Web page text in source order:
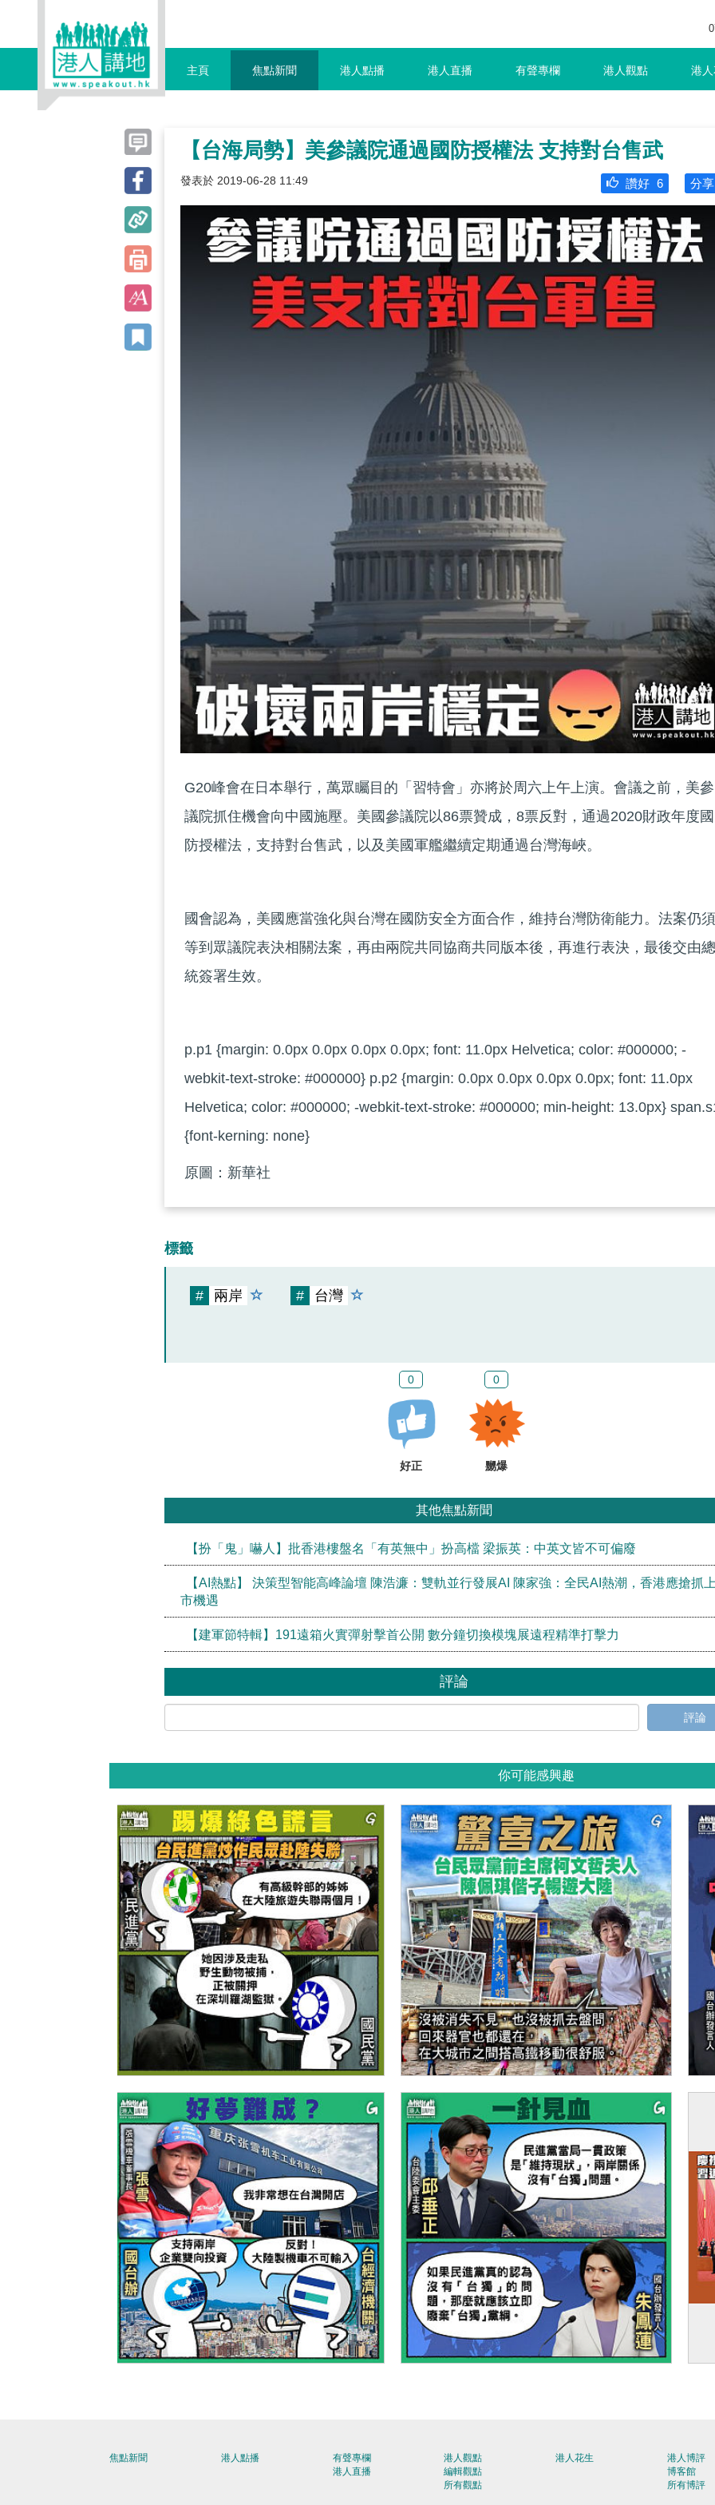
主頁 焦點新聞 港人點播 港人直播 有聲專欄 港人觀點 港
【台海局勢】美參議院通過國防授權法 支持對台售武
發表於 2019-06-28 11:49 分享
讚好 6
G20峰會在日本舉行，萬眾矚目的「習特會」亦將於周六上午上演。會議之前，美參
議院抓住機會向中國施壓。美國參議院以86票贊成，8票反對，通過2020財政年度國
防授權法，支持對台售武，以及美國軍艦繼續定期通過台灣海峽。
國會認為，美國應當強化與台灣在國防安全方面合作，維持台灣防衛能力。法案仍須
等到眾議院表決相關法案，再由兩院共同協商共同版本後，再進行表決，最後交由總
統簽署生效。
p.p1 {margin: 0.0px 0.0px 0.0px 0.0px; font: 11.0px Helvetica; color: #000000; -
webkit-text-stroke: #000000} p.p2 {margin: 0.0px 0.0px 0.0px 0.0px; font: 11.0px
Helvetica; color: #000000; -webkit-text-stroke: #000000; min-height: 13.0px}
{font-kerning: none}
原圖：新華社
標籤
# 兩岸 # 台灣
0
好正
0
嬲爆
其他焦點新聞
【扮「鬼」嚇人】批香港樓盤名「有英無中」扮高檔 梁振英：中英文皆不可偏廢
【AI熱點】 決策型智能高峰論壇 陳浩濂：雙軌並行發展AI 陳家強：全民AI熱潮，香港應搶抓
市機遇
【建軍節特輯】191遠箱火實彈射擊首公開 數分鐘切換模塊展遠程精準打擊力
評論
評論
你可能感興趣
焦點新聞 港人點播
有聲專欄
港人直播
港人觀點
編輯觀點
所有觀點
港人花生
港人博評
博客館
所有博評